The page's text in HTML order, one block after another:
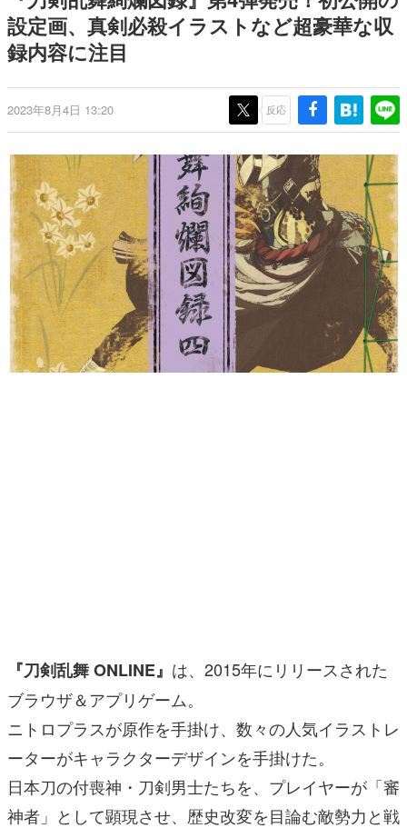
赫本
この物語を解いてはいけない。『赫本』は、〈試験問題〉
の形をした短編ホラー小説集です。
これからのデジタルゲーム市場を担う若きクリエイター達
の姿を追い、彼らのルーツと情熱を探っていきます。
ゲーム世代の作家たち
ゲームに多大な影響を受けた作家さんに取材し、ゲームが
日本のコンテンツ産業やカルチャーに与えた影響を探る企
画です。
日本モバイルゲーム産業史
日本のモバイルゲーム史における主要なトピック・タイト
ルを網羅するほか、開発者へのインタビューや識者による
解説を掲載。約20年の歴史が一望できる決定版！
若ゲのいたり〜ゲームクリエイターの青春〜
『うつヌケ』『ペンと箸』等で知られるマンガ家・田中圭
一先生によるゲーム業界レポートマンガです。
女性向け
アプリレビュー
その他
電ファミニコゲーマーとは？
運営：株式会社マレ
催予定
設定画、真剣必殺イラストなど超豪華な収
録内容に注目
2023年8月4日 13:20 反応
『刀剣乱舞 ONLINE』 は、2015年にリリースされた
ブラウザ＆アプリゲーム。
ニトロプラスが原作を手掛け、数々の人気イラストレ
ーターがキャラクターデザインを手掛けた。
日本刀の付喪神・刀剣男士たちを、プレイヤーが「審
神者」として顕現させ、歴史改変を目論む敵勢力と戦